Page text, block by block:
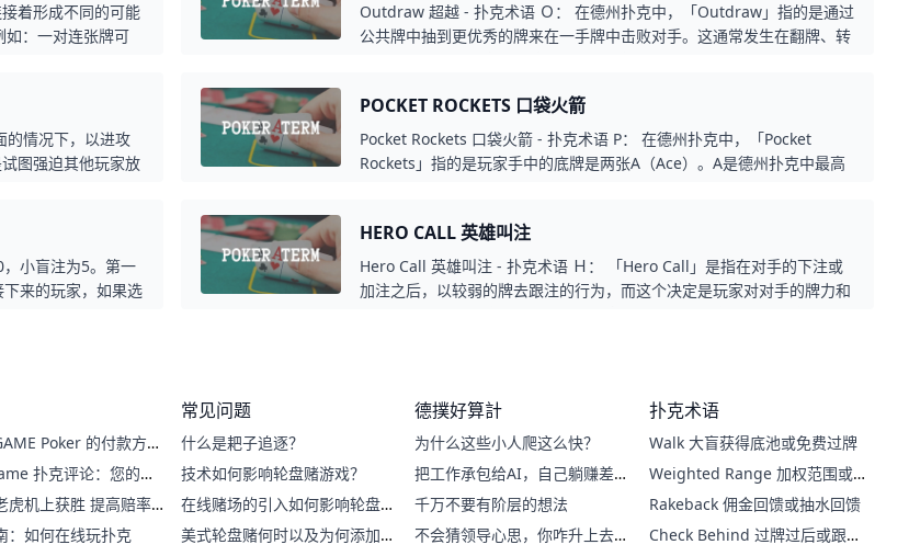
着形成不同的可能
如：一对连张牌可
Outdraw 超越 - 扑克术语 Ｏ： 在德州扑克中，「Outdraw」指的是通过
公共牌中抽到更优秀的牌来在一手牌中击败对手。这通常发生在翻牌、转
的情况下，以进攻
图强迫其他玩家放
POCKET ROCKETS 口袋火箭
Pocket Rockets 口袋火箭 - 扑克术语 P： 在德州扑克中，「Pocket
Rockets」指的是玩家手中的底牌是两张A（Ace）。A是德州扑克中最高
小盲注为5。第一
来的玩家，如果选
HERO CALL 英雄叫注
Hero Call 英雄叫注 - 扑克术语 Ｈ： 「Hero Call」是指在对手的下注或
加注之后，以较弱的牌去跟注的行为，而这个决定是玩家对对手的牌力和
Poker 的付款方
、轻松的交易
扑克评论：您的在
南
虎机上获胜 提高赔率
：如何在线玩扑克
常见问题
什么是耙子追逐？
技术如何影响轮盘赌游戏？
在线赌场的引入如何影响轮盘赌
游戏？
美式轮盘赌何时以及为何添加双
德撲好算計
为什么这些小人爬这么快？
把工作承包给AI，自己躺赚差
价？
千万不要有阶层的想法
不会猜领导心思，你咋升上去
扑克术语
Walk 大盲获得底池或免费过牌
Weighted Range 加权范围或
权重范围
Rakeback 佣金回馈或抽水回馈
Check Behind 过牌过后或跟着